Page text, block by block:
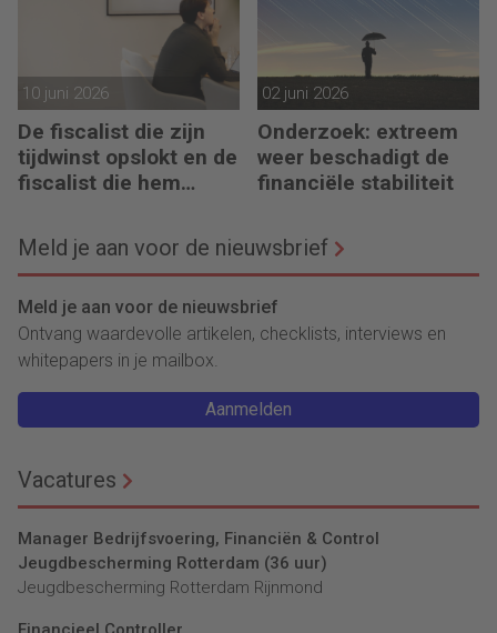
10 juni 2026
De fiscalist die zijn
tijdwinst opslokt en de
fiscalist die hem
02 juni 2026
Onderzoek: extreem
weer beschadigt de
financiële stabiliteit
Meld je aan voor de nieuwsbrief
Meld je aan voor de nieuwsbrief
Ontvang waardevolle artikelen, checklists, interviews en
whitepapers in je mailbox.
Aanmelden
Vacatures
Manager Bedrijfsvoering, Financiën & Control
Jeugdbescherming Rotterdam (36 uur)
Jeugdbescherming Rotterdam Rijnmond